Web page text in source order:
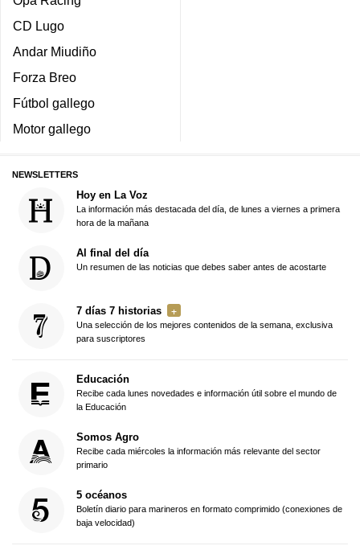
CD Lugo
Andar Miudiño
Forza Breo
Fútbol gallego
Motor gallego
NEWSLETTERS
Hoy en La Voz
La información más destacada del día, de lunes a viernes a primera
hora de la mañana
Al final del día
Un resumen de las noticias que debes saber antes de acostarte
7 días 7 historias
Una selección de los mejores contenidos de la semana, exclusiva
para suscriptores
Educación
Recibe cada lunes novedades e información útil sobre el mundo de
la Educación
Somos Agro
Recibe cada miércoles la información más relevante del sector
primario
5 océanos
Boletín diario para marineros en formato comprimido (conexiones de
baja velocidad)